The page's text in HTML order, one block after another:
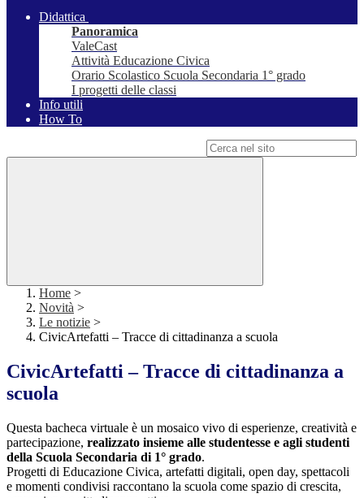
Didattica
Panoramica
ValeCast
Attività Educazione Civica
Orario Scolastico Scuola Secondaria 1° grado
I progetti delle classi
Info utili
How To
Home >
Novità >
Le notizie >
CivicArtefatti – Tracce di cittadinanza a scuola
CivicArtefatti – Tracce di cittadinanza a
scuola
Questa bacheca virtuale è un mosaico vivo di esperienze, creatività e
partecipazione, realizzato insieme alle studentesse e agli studenti
della Scuola Secondaria di 1° grado.
Progetti di Educazione Civica, artefatti digitali, open day, spettacoli
e momenti condivisi raccontano la scuola come spazio di crescita,